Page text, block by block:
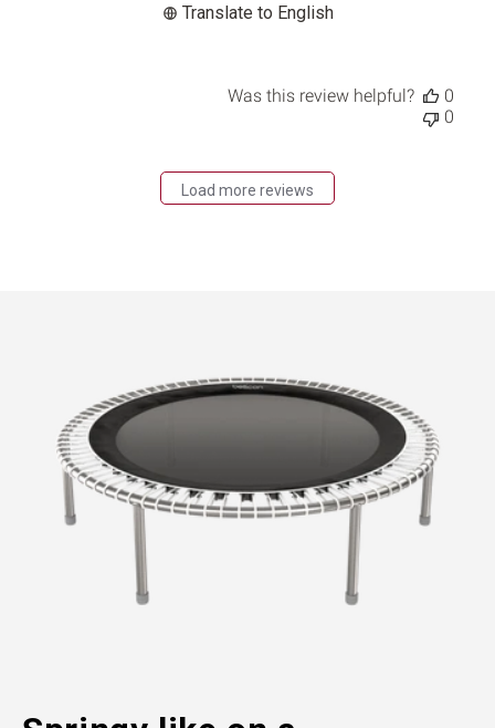
Translate to English
Was this review helpful?
0
0
Load more reviews